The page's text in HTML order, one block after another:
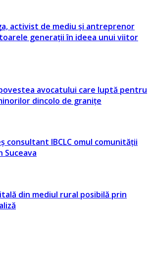
activist de mediu și antreprenor
generații în ideea unui viitor
avocatului care luptă pentru
dincolo de granițe
consultant IBCLC omul comunității
Suceava
din mediul rural posibilă prin